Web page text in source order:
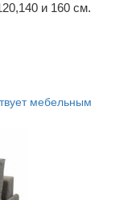
и 160 см.
мебельным